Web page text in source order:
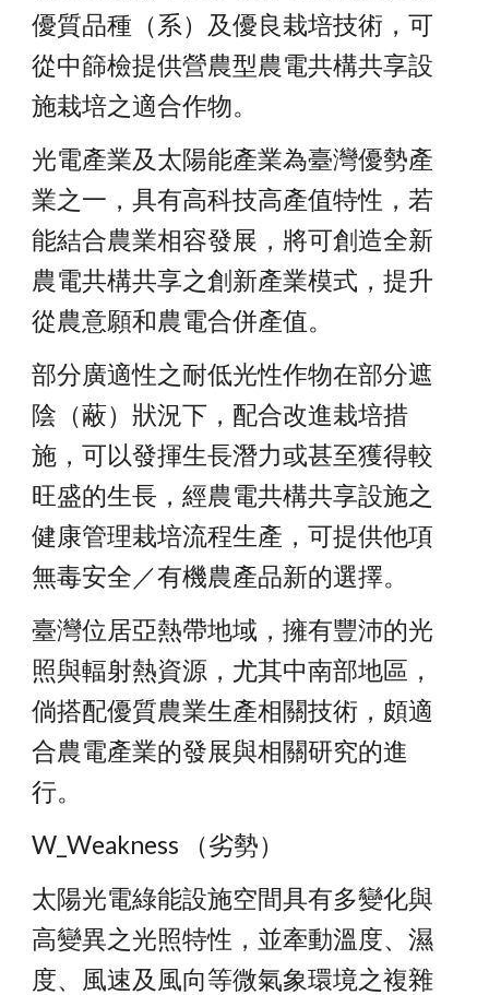
優質品種（系）及優良栽培技術，可
從中篩檢提供營農型農電共構共享設
施栽培之適合作物。
光電產業及太陽能產業為臺灣優勢產
業之一，具有高科技高產值特性，若
能結合農業相容發展，將可創造全新
農電共構共享之創新產業模式，提升
從農意願和農電合併產值。
部分廣適性之耐低光性作物在部分遮
陰（蔽）狀況下，配合改進栽培措
施，可以發揮生長潛力或甚至獲得較
旺盛的生長，經農電共構共享設施之
健康管理栽培流程生產，可提供他項
無毒安全／有機農產品新的選擇。
臺灣位居亞熱帶地域，擁有豐沛的光
照與輻射熱資源，尤其中南部地區，
倘搭配優質農業生產相關技術，頗適
合農電產業的發展與相關研究的進
行。
W_Weakness （劣勢）
太陽光電綠能設施空間具有多變化與
高變異之光照特性，並牽動溫度、濕
度、風速及風向等微氣象環境之複雜